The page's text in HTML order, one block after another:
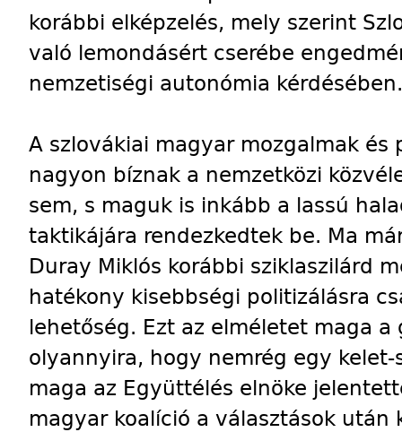
korábbi elképzelés, mely szerint
való lemondásért cserébe
nemzetiségi autonómia kérdésében.
A szlovákiai magyar mozgalmak
nagyon bíznak a nemzetközi
sem, s maguk is inkább a lassú
taktikájára rendezkedtek be. Ma
Duray Miklós korábbi sziklaszilárd
hatékony kisebbségi politizálásra
lehetőség. Ezt az elméletet maga
olyannyira, hogy nemrég egy
maga az Együttélés elnöke
magyar koalíció a választások után